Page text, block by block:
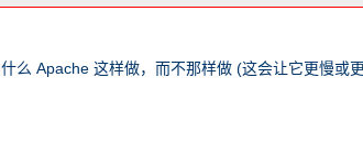
么 Apache 这样做，而不那样做 (这会让它更慢或更